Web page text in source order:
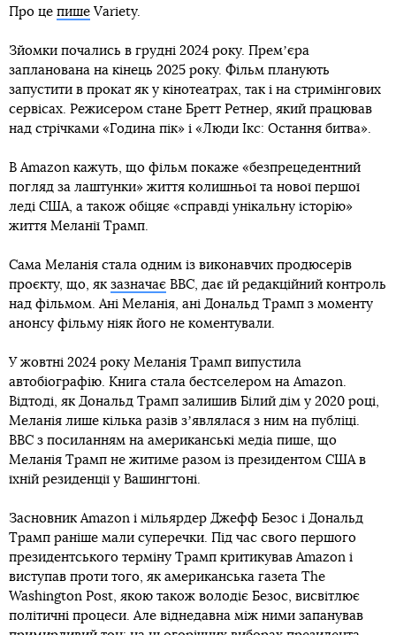
Про це пише Variety.
Зйомки почались в грудні 2024 року. Премʼєра
запланована на кінець 2025 року. Фільм планують
запустити в прокат як у кінотеатрах, так і на стримінгових
сервісах. Режисером стане Бретт Ретнер, який працював
над стрічками «Година пік» і «Люди Ікс: Остання битва».
В Amazon кажуть, що фільм покаже «безпрецедентний
погляд за лаштунки» життя колишньої та нової першої
леді США, а також обіцяє «справді унікальну історію»
життя Меланії Трамп.
Сама Меланія стала одним із виконавчих продюсерів
проєкту, що, як зазначає ВВС, дає їй редакційний контроль
над фільмом. Ані Меланія, ані Дональд Трамп з моменту
анонсу фільму ніяк його не коментували.
У жовтні 2024 року Меланія Трамп випустила
автобіографію. Книга стала бестселером на Amazon.
Відтоді, як Дональд Трамп залишив Білий дім у 2020 році,
Меланія лише кілька разів зʼявлялася з ним на публіці.
ВВС з посиланням на американські медіа пише, що
Меланія Трамп не житиме разом із президентом США в
їхній резиденції у Вашингтоні.
Засновник Amazon і мільярдер Джефф Безос і Дональд
Трамп раніше мали суперечки. Під час свого першого
президентського терміну Трамп критикував Amazon і
виступав проти того, як американська газета The
Washington Post, якою також володіє Безос, висвітлює
політичні процеси. Але віднедавна між ними запанував